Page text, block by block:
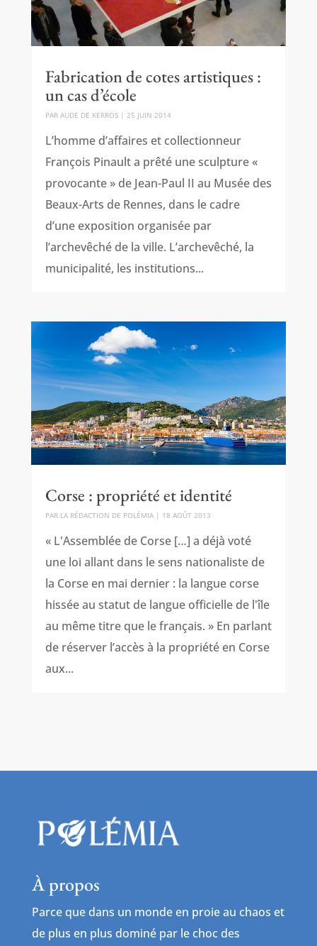
Fabrication de cotes artistiques :
un cas d’école
PAR AUDE DE KERROS| 25 JUIN 2014
L’homme d’affaires et collectionneur
François Pinault a prêté une sculpture «
provocante » de Jean-Paul II au Musée des
Beaux-Arts de Rennes, dans le cadre
d’une exposition organisée par
l’archevêché de la ville. L’archevêché, la
municipalité, les institutions...
Corse : propriété et identité
PAR LA RÉDACTION DE POLÉMIA| 18 AOÛT 2013
« L'Assemblée de Corse […] a déjà voté
une loi allant dans le sens nationaliste de
la Corse en mai dernier : la langue corse
hissée au statut de langue officielle de l'île
au même titre que le français. » En parlant
de réserver l’accès à la propriété en Corse
aux...
À propos
Parce que dans un monde en proie au chaos et
de plus en plus dominé par le choc des